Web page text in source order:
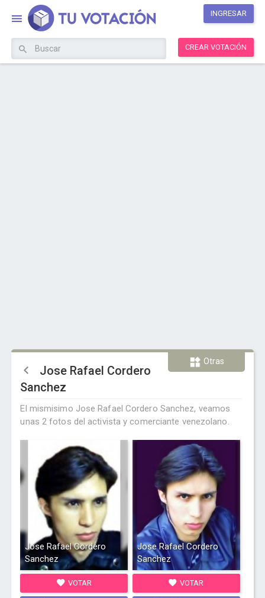
INGRESAR
CREAR VOTACIÓN
Otras
Jose Rafael Cordero
Sanchez
El mismisimo Jose Rafael Cordero Sanchez, veamos
unas 2 fotos del activista y comerciante venezolano.
Jose Rafael Cordero
Sanchez
VOTAR
Jose Rafael Cordero
Sanchez
VOTAR